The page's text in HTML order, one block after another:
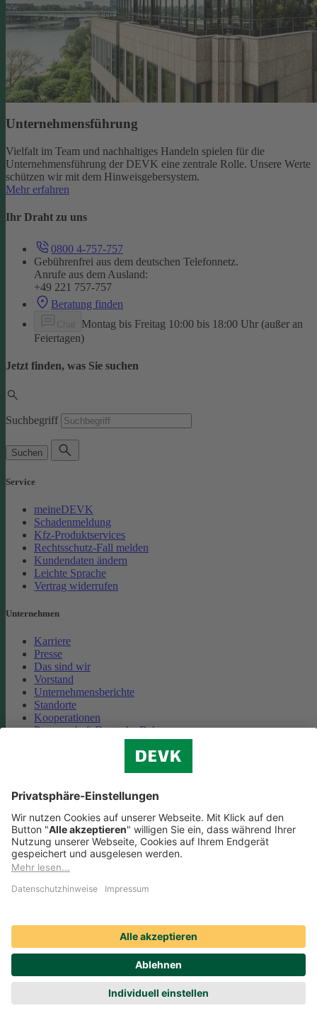
Unternehmensführung
Vielfalt im Team und nachhaltiges Handeln spielen für die
Unternehmensführung der DEVK eine zentrale Rolle. Unsere Werte
schützen wir mit dem Hinweisgebersystem.
Mehr erfahren
Ihr Draht zu uns
0800 4-757-757
Gebührenfrei aus dem deutschen Telefonnetz.
Anrufe aus dem Ausland:
+49 221 757-757
Beratung finden
Montag bis Freitag 10:00 bis 18:00 Uhr (außer an
Feiertagen)
Jetzt finden, was Sie suchen
Suchbegriff
Suchen
Service
meineDEVK
Schadenmeldung
Kfz-Produktservices
Rechtsschutz-Fall melden
Kundendaten ändern
Leichte Sprache
Vertrag widerrufen
Unternehmen
Karriere
Presse
Das sind wir
Vorstand
Unternehmensberichte
Standorte
Kooperationen
Partnerschaft Deutsche Bahn
Cookie-Einstellungen
Datenschutz
Impressum
Streitbeilegung
Nutzungshinweise
Compliance
Social Media Icons sowie Verlinkungen, die mit
sind, führen auf externe Seiten. Die DEVK ist für die dortigen
Nutzungsbedingungen und Datenschutzbestimmungen nicht
verantwortlich. Mehr dazu erfahren Sie unter